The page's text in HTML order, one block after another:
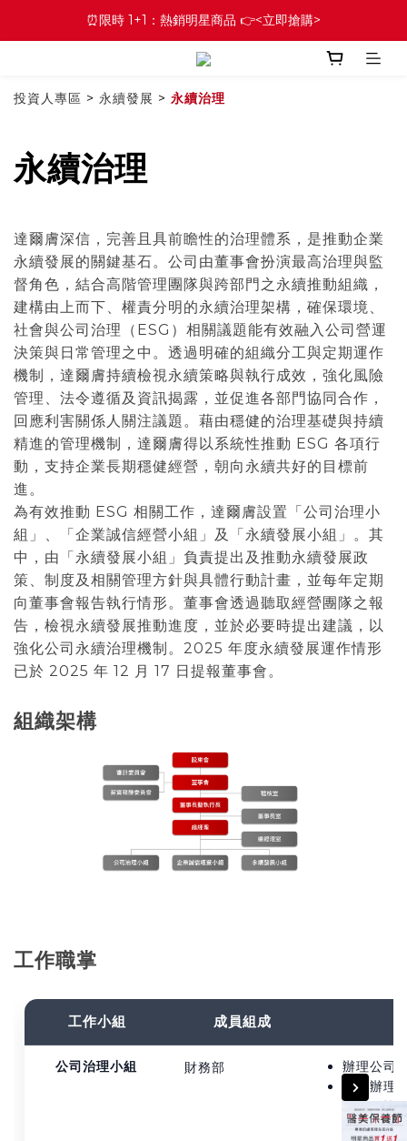
⏰限時 1+1：熱銷明星商品 👉<立即搶購>
投資人專區 > 永續發展 > 永續治理
永續治理
達爾膚深信，完善且具前瞻性的治理體系，是推動企業
永續發展的關鍵基石。公司由董事會扮演最高治理與監
督角色，結合高階管理團隊與跨部門之永續推動組織，
建構由上而下、權責分明的永續治理架構，確保環境、
社會與公司治理（ESG）相關議題能有效融入公司營運
決策與日常管理之中。透過明確的組織分工與定期運作
機制，達爾膚持續檢視永續策略與執行成效，強化風險
管理、法令遵循及資訊揭露，並促進各部門協同合作，
回應利害關係人關注議題。藉由穩健的治理基礎與持續
精進的管理機制，達爾膚得以系統性推動 ESG 各項行
動，支持企業長期穩健經營，朝向永續共好的目標前
進。
為有效推動 ESG 相關工作，達爾膚設置「公司治理小
組」、「企業誠信經營小組」及「永續發展小組」。其
中，由「永續發展小組」負責提出及推動永續發展政
策、制度及相關管理方針與具體行動計畫，並每年定期
向董事會報告執行情形。董事會透過聽取經營團隊之報
告，檢視永續發展推動進度，並於必要時提出建議，以
強化公司永續治理機制。2025 年度永續發展運作情形
已於 2025 年 12 月 17 日提報董事會。
組織架構
工作職掌
工作小組 成員組成
公司治理小組 財務部
辦理公司
依法辦
宜，並協
關法令。